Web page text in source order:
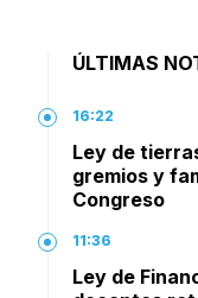
ÚLTIMAS
16:22
Ley de
gremios y
Congreso
11:36
Ley de